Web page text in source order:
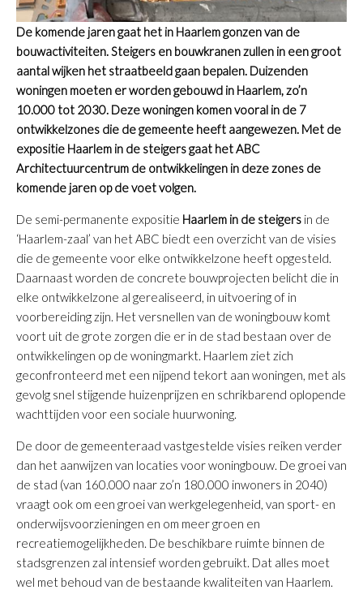
De komende jaren gaat het in Haarlem gonzen van de
bouwactiviteiten. Steigers en bouwkranen zullen in een groot
aantal wijken het straatbeeld gaan bepalen. Duizenden
woningen moeten er worden gebouwd in Haarlem, zo’n
10.000 tot 2030. Deze woningen komen vooral in de 7
ontwikkelzones die de gemeente heeft aangewezen. Met de
expositie Haarlem in de steigers gaat het ABC
Architectuurcentrum de ontwikkelingen in deze zones de
komende jaren op de voet volgen.
De semi-permanente expositie Haarlem in de steigers in de
‘Haarlem-zaal’ van het ABC biedt een overzicht van de visies
die de gemeente voor elke ontwikkelzone heeft opgesteld.
Daarnaast worden de concrete bouwprojecten belicht die in
elke ontwikkelzone al gerealiseerd, in uitvoering of in
voorbereiding zijn. Het versnellen van de woningbouw komt
voort uit de grote zorgen die er in de stad bestaan over de
ontwikkelingen op de woningmarkt. Haarlem ziet zich
geconfronteerd met een nijpend tekort aan woningen, met als
gevolg snel stijgende huizenprijzen en schrikbarend oplopende
wachttijden voor een sociale huurwoning.
De door de gemeenteraad vastgestelde visies reiken verder
dan het aanwijzen van locaties voor woningbouw. De groei van
de stad (van 160.000 naar zo’n 180.000 inwoners in 2040)
vraagt ook om een groei van werkgelegenheid, van sport- en
onderwijsvoorzieningen en om meer groen en
recreatiemogelijkheden. De beschikbare ruimte binnen de
stadsgrenzen zal intensief worden gebruikt. Dat alles moet
wel met behoud van de bestaande kwaliteiten van Haarlem.